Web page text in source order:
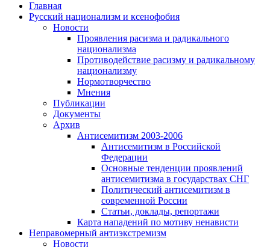
Главная
Русский национализм и ксенофобия
Новости
Проявления расизма и радикального
национализма
Противодействие расизму и радикальному
национализму
Нормотворчество
Мнения
Публикации
Документы
Архив
Антисемитизм 2003-2006
Антисемитизм в Российской
Федерации
Основные тенденции проявлений
антисемитизма в государствах СНГ
Политический антисемитизм в
современной России
Статьи, доклады, репортажи
Карта нападений по мотиву ненависти
Неправомерный антиэкстремизм
Новости